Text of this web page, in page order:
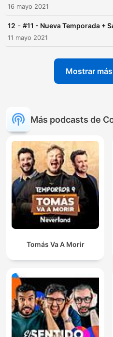
16 mayo 2021
12 - #11 - Nueva Temporada +
11 mayo 2021
Mostrar
Más podcasts de
Tomás Va A Morir